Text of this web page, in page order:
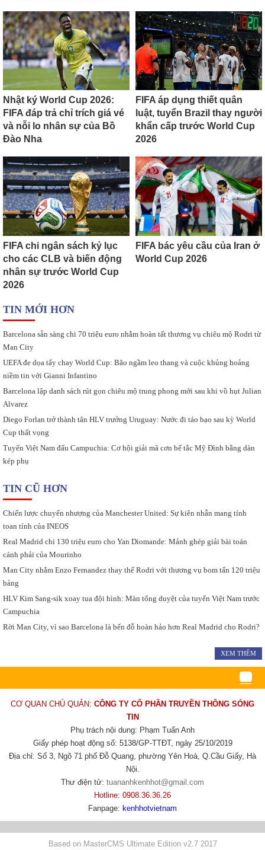
Nhật ký World Cup 2026:
FIFA đáp trả chỉ trích giá vé
và nỗi lo nhân sự của Bồ
Đào Nha
FIFA áp dụng thiết quân
luật, tuyển Brazil thay người
khẩn cấp trước World Cup
2026
FIFA chi ngân sách kỷ lục
cho các CLB và biến động
nhân sự trước World Cup
2026
FIFA bác yêu cầu của Iran ở
World Cup 2026
TIN MỚI HƠN
Barcelona sẵn sàng chi 70 triệu euro nhằm hoàn tất thương vụ chiêu mộ Rodri từ
Man City
UEFA đe dọa tẩy chay World Cup: Bão ngầm leo thang và cuộc khủng hoảng
niềm tin với Gianni Infantino
Barcelona lập danh sách rút gọn chiêu mộ trung phong mới sau khi vồ hụt Julian
Alvarez
Diego Forlan trở thành tân HLV trưởng Uruguay: Nước đi táo bạo sau kỳ World
Cup thất vọng
Tuyển Việt Nam đấu Campuchia: Cơ hội giải mã cơn bế tắc Mỹ Đình bằng dàn
kép phụ
TIN CŨ HƠN
Chiến lược chuyển nhượng của Manchester United: Sự kiên nhẫn mang tính
toan tính của INEOS
Real Madrid chi 130 triệu euro cho Yan Diomande: Mảnh ghép giải bài toán
cánh phải của Mourinho
Man City nhắm Enzo Fernandez thay thế Rodri với thương vụ bom tấn 120 triệu
bảng
HLV Kim Sang-sik xoay tua đội hình: Màn tổng duyệt của tuyển Việt Nam trước
Campuchia
Rời Man City, vì sao Barcelona là bến đỗ hoàn hảo hơn Real Madrid cho Rodri?
XEM THÊM
CƠ QUAN CHỦ QUẢN: CÔNG TY CỔ PHẦN TRUYỀN THÔNG SÓNG
TIN
Phụ trách nội dung: Phạm Tuấn Anh
Giấy phép hoạt động số: 5138/GP-TTĐT, ngày 25/10/2019
Địa chỉ: Số 3, Ngõ 71 phố Đỗ Quang, phường Yên Hoà, Q.Cầu Giấy, Hà
Nội.
Thư điện tử: tuananhkenhhot@gmail.com
Hotline: 0908.36.36.26
Fanpage: kenhhotvietnam
Based on MasterCMS Ultimate Edition v2.7 2017